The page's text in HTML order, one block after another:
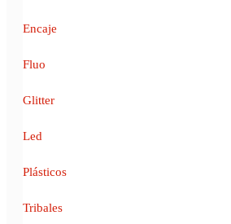
Encaje
Fluo
Glitter
Led
Plásticos
Tribales